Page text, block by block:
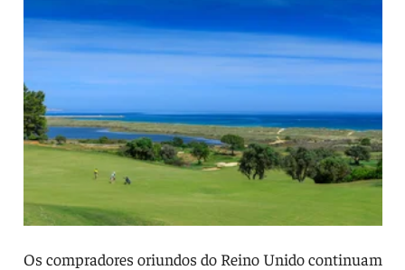
Os compradores oriundos do Reino Unido continuam